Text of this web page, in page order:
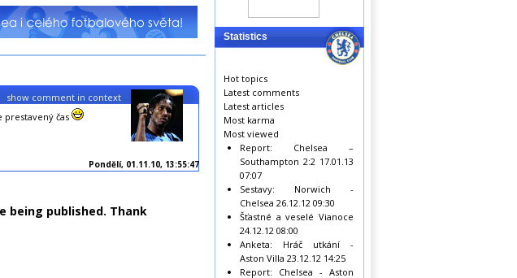
show comment in context
prestavený čas
Pondělí, 01.11.10, 13:55:47
being published. Thank
Statistics
Hot topics
Latest comments
Latest articles
Most karma
Most viewed
Report: Chelsea –
Southampton 2:2 17.01.13
07:07
Sestavy: Norwich -
Chelsea 26.12.12 09:30
Šťastné a veselé Vianoce
24.12.12 08:00
Anketa: Hráč utkání -
Aston Villa 23.12.12 14:25
Report: Chelsea - Aston